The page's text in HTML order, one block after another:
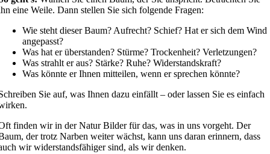
eine Weile. Dann stellen Sie sich folgende Fragen:
Wie steht dieser Baum? Aufrecht? Schief? Hat er sich dem Wind
angepasst?
Was hat er überstanden? Stürme? Trockenheit? Verletzungen?
Was strahlt er aus? Stärke? Ruhe? Widerstandskraft?
Was könnte er Ihnen mitteilen, wenn er sprechen könnte?
Sie auf, was Ihnen dazu einfällt – oder lassen Sie es einfach
finden wir in der Natur Bilder für das, was in uns vorgeht. Der
der trotz Narben weiter wächst, kann uns daran erinnern, dass
wir widerstandsfähiger sind, als wir denken.